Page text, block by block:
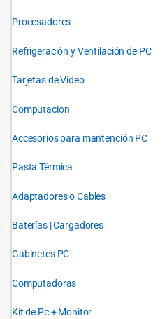
Procesadores
Refrigeración y Ventilación de PC
Tarjetas de Video
Computacion
Accesorios para mantención PC
Pasta Térmica
Adaptadores o Cables
Baterías | Cargadores
Gabinetes PC
Computadoras
Kit de Pc + Monitor